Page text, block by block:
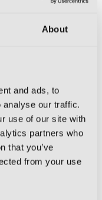
About
and ads, to
analyse our traffic.
use of our site with
partners who
that you’ve
from your use
irure dolor in
omnis iste natus
laudantium,
ab illo inventore
dicta sunt
quia voluptas
consequuntur
sequi